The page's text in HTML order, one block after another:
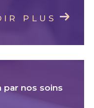
PLUS
par nos soins